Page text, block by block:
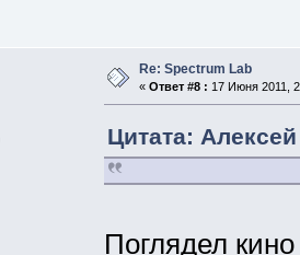
Re: Spectrum Lab
« Ответ #8 : 17 Июня 2011,
Цитата:
Поглядел